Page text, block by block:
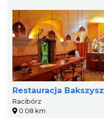
Restauracja Bakszysz
Racibórz
0.08 km